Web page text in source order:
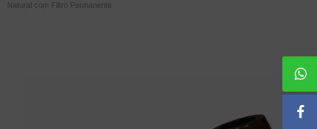
ACESSÓRIOS
Natural com Filtro Permanente